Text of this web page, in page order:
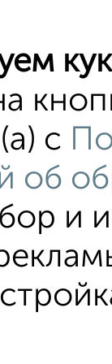
Поиск по
не
с
с
с
об
и